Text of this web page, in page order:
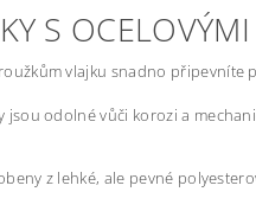
S
vlajku snadno
jsou odolné vůči korozi a
z lehké, ale pevné